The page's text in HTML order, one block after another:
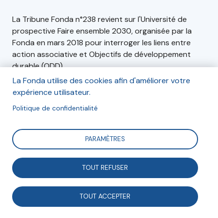
La Tribune Fonda n°238 revient sur l'Université de
prospective Faire ensemble 2030, organisée par la
Fonda en mars 2018 pour interroger les liens entre
action associative et Objectifs de développement
durable (ODD).
Vous retrouverez également dans ce numéro, sous
forme d'analyses, lectures ou cas pratiques, d'autres
éclairages sur les transformations du fait
Commander
La Fonda utilise des cookies afin d'améliorer votre
expérience utilisateur.
Politique de confidentialité
PARAMÈTRES
TOUT REFUSER
TOUT ACCEPTER